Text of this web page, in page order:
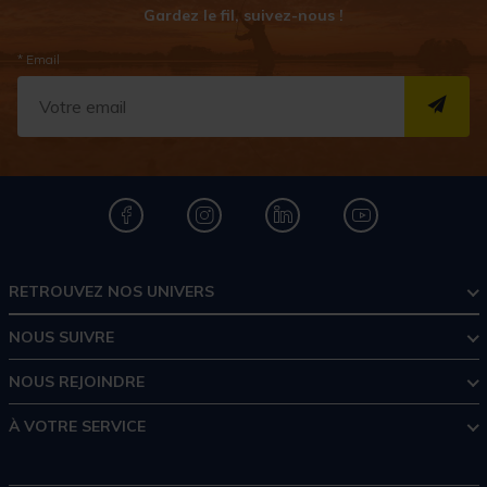
Gardez le fil, suivez-nous !
* Email
RETROUVEZ NOS UNIVERS
NOUS SUIVRE
NOUS REJOINDRE
À VOTRE SERVICE